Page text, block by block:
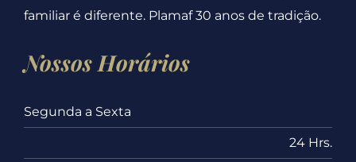
familiar é diferente. Plamaf 30 anos de tradição.
Nossos Horários
Segunda a Sexta
24 Hrs.